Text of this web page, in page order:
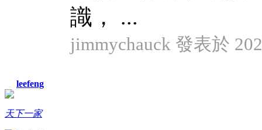
leefeng
天下一家
識， ...
jimmychauck 發表於